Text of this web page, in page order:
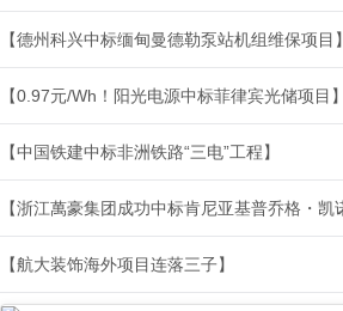
【德州科兴中标缅甸曼德勒泵站机组维保项目】
【0.97元/Wh！阳光电源中标菲律宾光储项目】
【中国铁建中标非洲铁路“三电”工程】
【航大装饰海外项目连落三子】